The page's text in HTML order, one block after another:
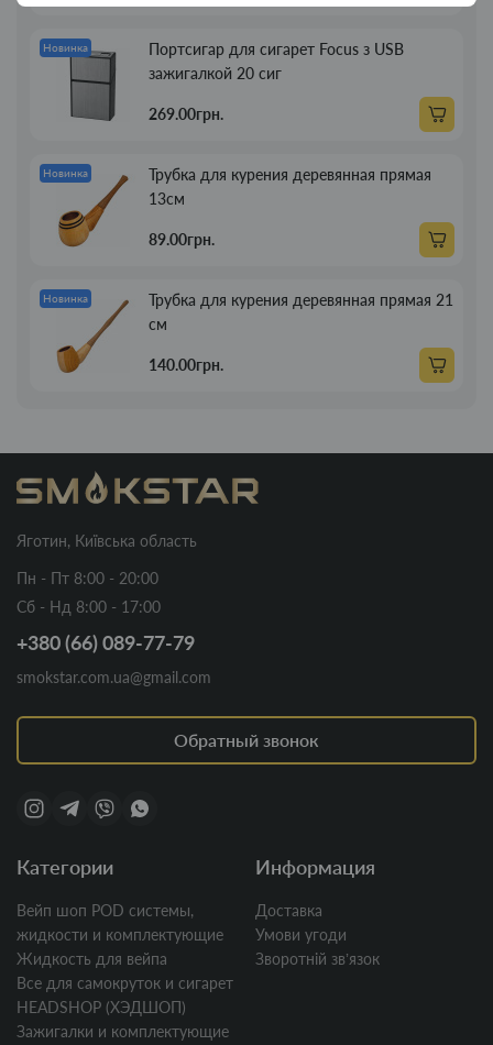
Новинка
Портсигар для сигарет Focus з USB
зажигалкой 20 сиг
269.00грн.
Новинка
Трубка для курения деревянная прямая
13см
89.00грн.
Новинка
Трубка для курения деревянная прямая 21
см
140.00грн.
Яготин, Київська область
Пн - Пт 8:00 - 20:00
Сб - Нд 8:00 - 17:00
+380 (66) 089-77-79
smokstar.com.ua@gmail.com
Обратный звонок
Категории
Вейп шоп POD системы,
жидкости и комплектующие
Жидкость для вейпа
Все для самокруток и сигарет
HEADSHOP (ХЭДШОП)
Зажигалки и комплектующие
Информация
Доставка
Умови угоди
Зворотній звʼязок